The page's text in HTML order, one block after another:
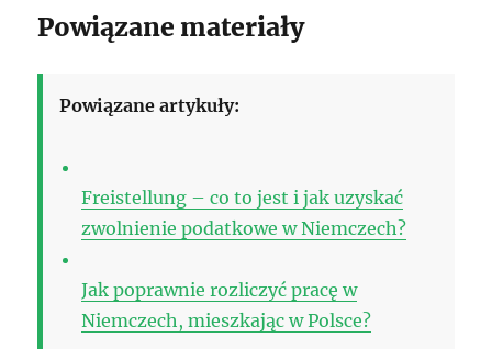
Powiązane materiały
Powiązane artykuły:
Freistellung – co to jest i jak uzyskać
zwolnienie podatkowe w Niemczech?
Jak poprawnie rozliczyć pracę w
Niemczech, mieszkając w Polsce?